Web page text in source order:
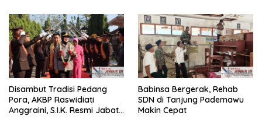
Disambut Tradisi Pedang
Pora, AKBP Raswidiati
Anggraini, S.I.K. Resmi Jabat
Babinsa Bergerak, Rehab
SDN di Tanjung Pademawu
Makin Cepat